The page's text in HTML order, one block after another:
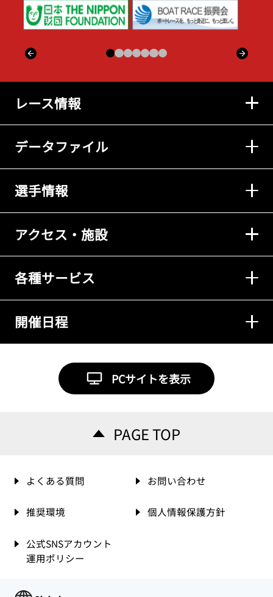
レース情報
データファイル
選手情報
アクセス・施設
各種サービス
開催日程
PCサイトを表示
PAGE TOP
よくある質問 お問い合わせ
推奨環境 個人情報保護方針
公式SNSアカウント
運用ポリシー